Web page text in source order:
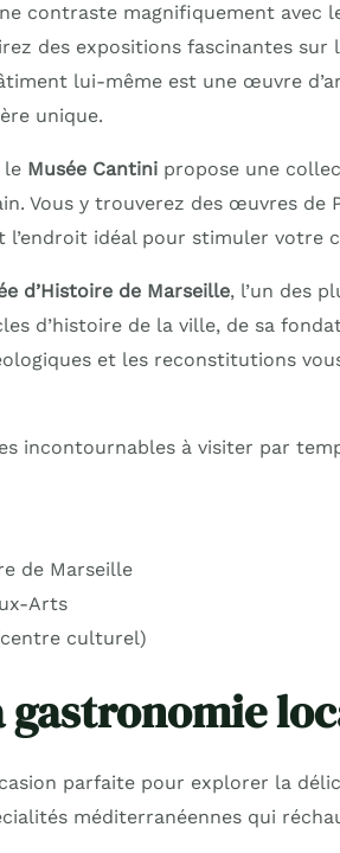
contraste magnifiquement avec
des expositions fascinantes
lui-même est une œuvre
unique.
le Musée Cantinipropose une
Vous y trouverez des œuvres de
l’endroit idéal pour stimuler votre
d’Histoire de Marseille, l’un des
d’histoire de la ville, de sa
et les reconstitutions
incontournables à visiter par
de Marseille
Arts
culturel)
gastronomie
parfaite pour explorer la
méditerranéennes qui